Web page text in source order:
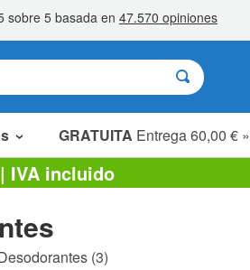
GRATUITA Entrega 60,00 € »
en oferta
Ahorro
IVA incluido
(3)